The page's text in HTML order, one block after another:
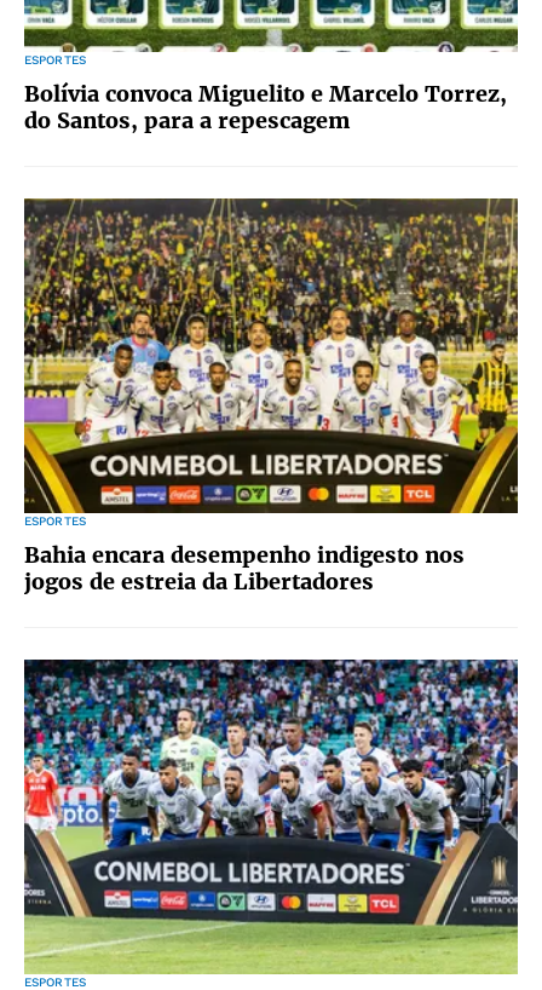
ESPORTES
Bolívia convoca Miguelito e Marcelo Torrez,
do Santos, para a repescagem
ESPORTES
Bahia encara desempenho indigesto nos
jogos de estreia da Libertadores
ESPORTES